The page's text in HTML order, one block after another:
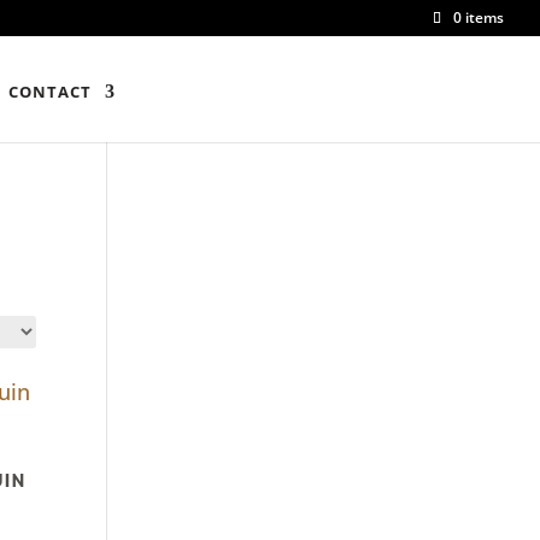
0 items
CONTACT